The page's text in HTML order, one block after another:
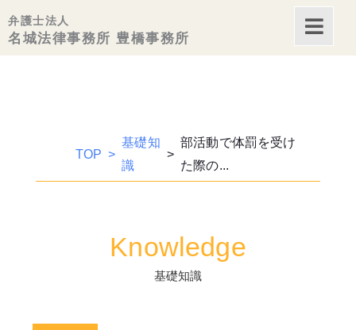
容
弁護士法人
名城法律事務所 豊橋事務所
TOP
基礎知
識
部活動で体罰を受け
た際の...
Knowledge
基礎知識